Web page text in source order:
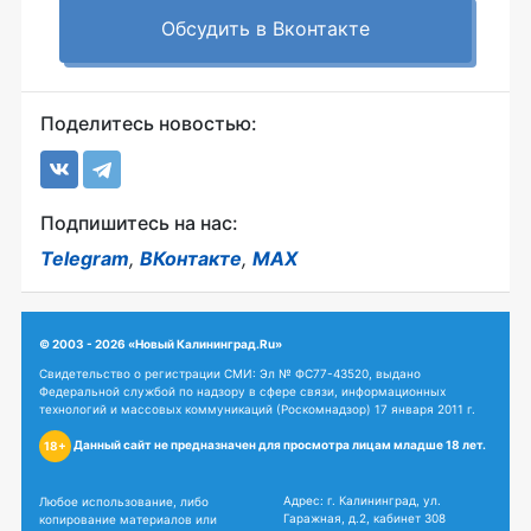
Обсудить в Вконтакте
Поделитесь новостью:
Подпишитесь на нас:
Telegram, ВКонтакте, MAX
© 2003 - 2026 «Новый Калининград.Ru»
Свидетельство о регистрации СМИ: Эл № ФС77-43520, выдано
Федеральной службой по надзору в сфере связи, информационных
технологий и массовых коммуникаций (Роскомнадзор) 17 января 2011 г.
18+ Данный сайт не предназначен для просмотра лицам младше 18 лет.
Любое использование, либо
копирование материалов или
Адрес: г. Калининград, ул.
Гаражная, д.2, кабинет 308